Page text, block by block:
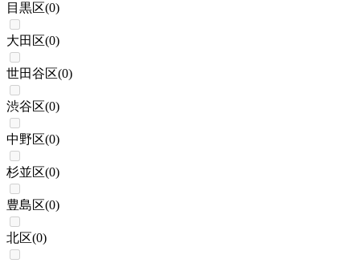
目黒区(0)
大田区(0)
世田谷区(0)
渋谷区(0)
中野区(0)
杉並区(0)
豊島区(0)
北区(0)